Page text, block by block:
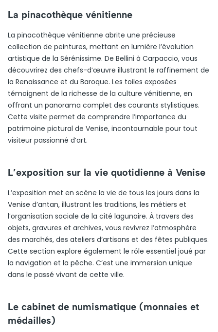
La pinacothèque vénitienne
La pinacothèque vénitienne abrite une précieuse
collection de peintures, mettant en lumière l’évolution
artistique de la Sérénissime. De Bellini à Carpaccio, vous
découvrirez des chefs-d’œuvre illustrant le raffinement de
la Renaissance et du Baroque. Les toiles exposées
témoignent de la richesse de la culture vénitienne, en
offrant un panorama complet des courants stylistiques.
Cette visite permet de comprendre l’importance du
patrimoine pictural de Venise, incontournable pour tout
visiteur passionné d’art.
L’exposition sur la vie quotidienne à Venise
L’exposition met en scène la vie de tous les jours dans la
Venise d’antan, illustrant les traditions, les métiers et
l’organisation sociale de la cité lagunaire. À travers des
objets, gravures et archives, vous revivrez l’atmosphère
des marchés, des ateliers d’artisans et des fêtes publiques.
Cette section explore également le rôle essentiel joué par
la navigation et la pêche. C’est une immersion unique
dans le passé vivant de cette ville.
Le cabinet de numismatique (monnaies et
médailles)